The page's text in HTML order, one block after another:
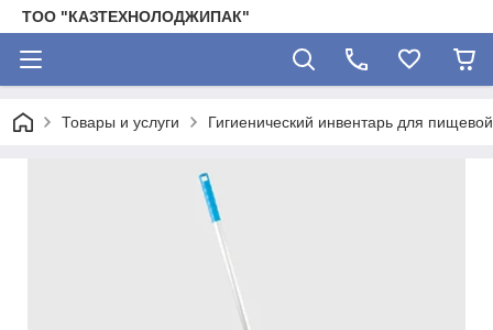
ТОО "КАЗТЕХНОЛОДЖИПАК"
Товары и услуги Гигиенический инвентарь для